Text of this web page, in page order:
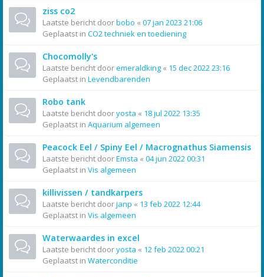
ziss co2
Laatste bericht doorbobo « 07 jan 2023 21:06
Geplaatst in CO2 techniek en toediening
Chocomolly's
Laatste bericht dooremeraldking « 15 dec 2022 23:16
Geplaatst in Levendbarenden
Robo tank
Laatste bericht dooryosta « 18 jul 2022 13:35
Geplaatst in Aquarium algemeen
Peacock Eel / Spiny Eel / Macrognathus Siamensis
Laatste bericht doorEmsta « 04 jun 2022 00:31
Geplaatst in Vis algemeen
killivissen / tandkarpers
Laatste bericht doorjanp « 13 feb 2022 12:44
Geplaatst in Vis algemeen
Waterwaardes in excel
Laatste bericht dooryosta « 12 feb 2022 00:21
Geplaatst in Waterconditie